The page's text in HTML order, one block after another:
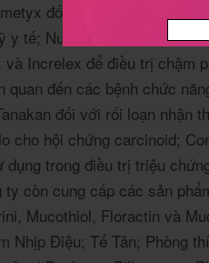
đối với ung thư biểu
y tế; NutropinAq điều trị
và Increlex để điều trị chậm
quan đến các bệnh chức
đối với rối loạn nhận
cho hội chứng carcinoid;
trong điều trị triệu
ty còn cung cấp các sản
Mucothiol, Floractin và
Nhịp Điệu; Tế Tân; Phòng